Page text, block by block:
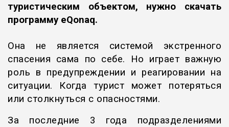
туристическим объектом, нужно скачать
программу eQonaq.
Она не является системой экстренного
спасения сама по себе. Но играет важную
роль в предупреждении и реагировании на
ситуации. Когда турист может потеряться
или столкнуться с опасностями.
За последние 3 года подразделениями